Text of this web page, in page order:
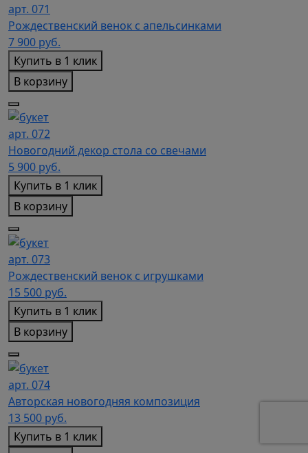
арт. 071
Рождественский венок с апельсинками
7 900 руб.
Купить в 1 клик
В корзину
арт. 072
Новогодний декор стола со свечами
5 900 руб.
Купить в 1 клик
В корзину
арт. 073
Рождественский венок с игрушками
15 500 руб.
Купить в 1 клик
В корзину
арт. 074
Авторская новогодняя композиция
13 500 руб.
Купить в 1 клик